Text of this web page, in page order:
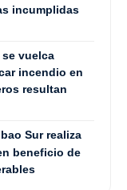
incumplidas
vuelca
incendio en
resultan
Sur realiza
beneficio de